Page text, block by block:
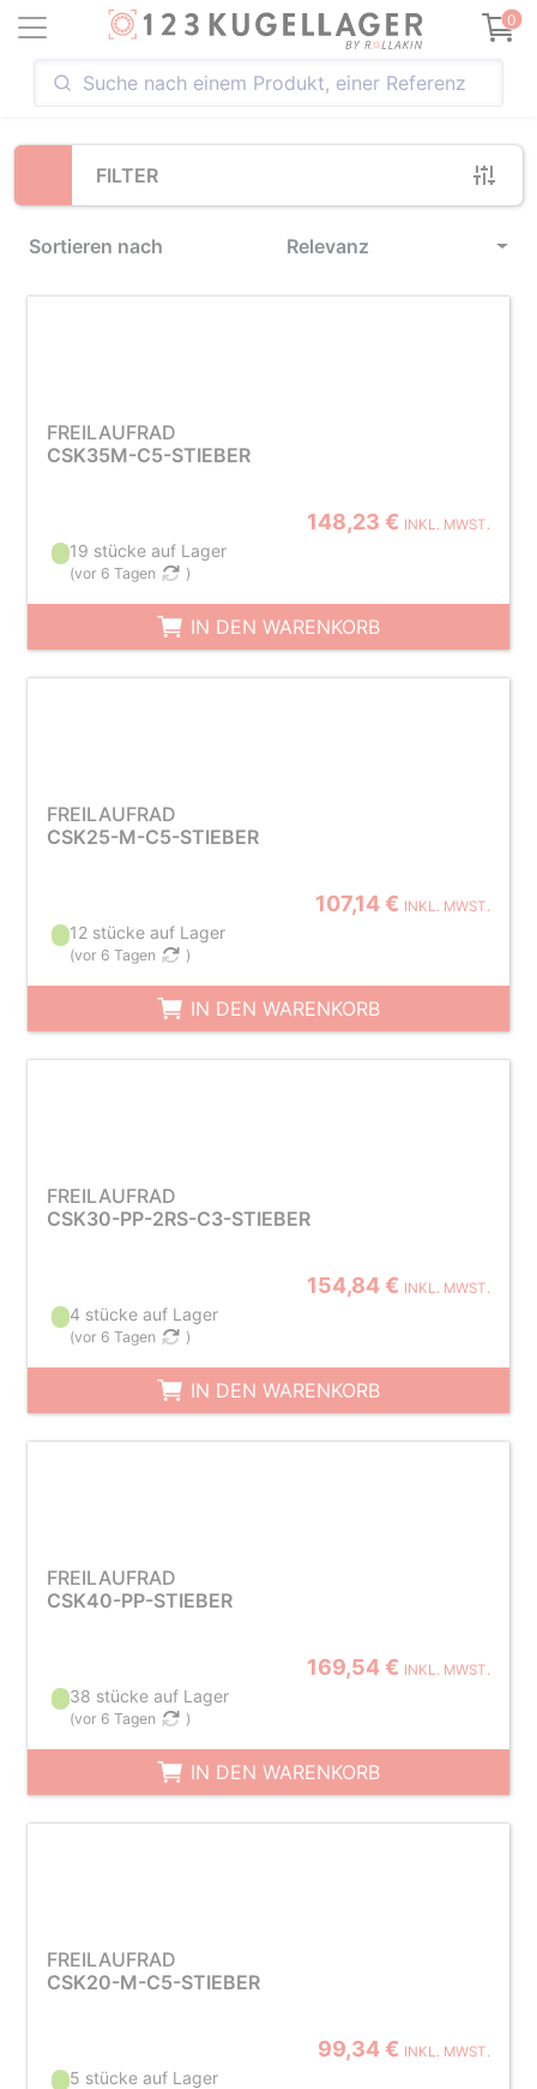
0
FILTER
Sortieren nach Relevanz
Loading...
FREILAUFRAD
CSK35M-C5-STIEBER
148,23 € INKL. MWST.
19 stücke auf Lager
(vor 6 Tagen )
IN DEN WARENKORB
FREILAUFRAD
CSK25-M-C5-STIEBER
107,14 € INKL. MWST.
12 stücke auf Lager
(vor 6 Tagen )
IN DEN WARENKORB
FREILAUFRAD
CSK30-PP-2RS-C3-STIEBER
154,84 € INKL. MWST.
4 stücke auf Lager
(vor 6 Tagen )
IN DEN WARENKORB
FREILAUFRAD
CSK40-PP-STIEBER
169,54 € INKL. MWST.
38 stücke auf Lager
(vor 6 Tagen )
IN DEN WARENKORB
FREILAUFRAD
CSK20-M-C5-STIEBER
99,34 € INKL. MWST.
5 stücke auf Lager